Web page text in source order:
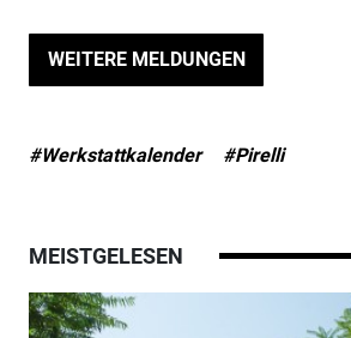
WEITERE MELDUNGEN
#Werkstattkalender #Pirelli
MEISTGELESEN